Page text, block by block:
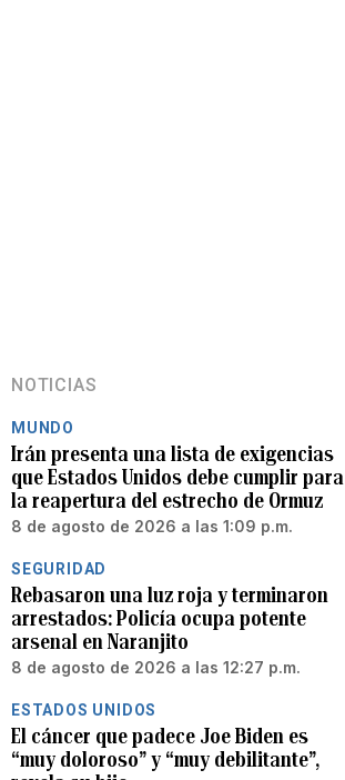
NOTICIAS
MUNDO
Irán presenta una lista de exigencias
que Estados Unidos debe cumplir para
la reapertura del estrecho de Ormuz
8 de agosto de 2026 a las 1:09 p.m.
SEGURIDAD
Rebasaron una luz roja y terminaron
arrestados: Policía ocupa potente
arsenal en Naranjito
8 de agosto de 2026 a las 12:27 p.m.
ESTADOS UNIDOS
El cáncer que padece Joe Biden es
“muy doloroso” y “muy debilitante”,